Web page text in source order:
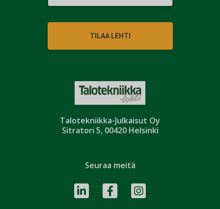
Talotekniikka-Julkaisut Oy
Sitratori 5, 00420 Helsinki
TILAA LEHTI
Seuraa meitä